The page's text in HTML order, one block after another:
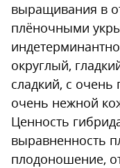
выращивания в
плёночными
округлый,
сладкий, с
очень нежной
Ценность
выравненность
плодоношение,